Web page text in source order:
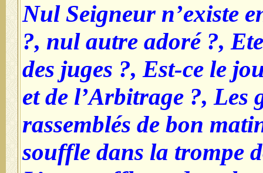
- Nul Seigneur n’existe
?, nul autre adoré ?,
des juges ?, Est-ce le
et de l’Arbitrage ?, Les
rassemblés de bon
souffle dans la trompe